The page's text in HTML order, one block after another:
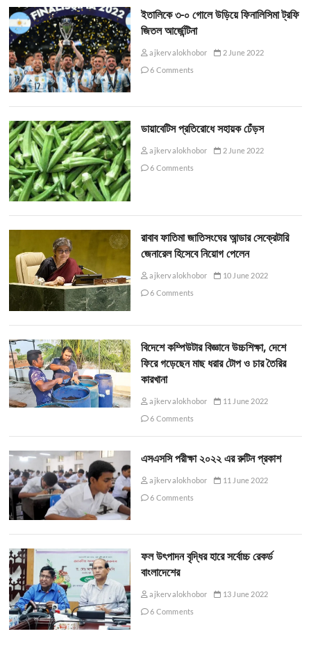
ইতালিকে ৩-০ গোলে উড়িয়ে ফিনালিসিমা ট্রফি
জিতল আর্জেন্টিনা
ajkervalokhobor
2 June 2022
6 Comments
ডায়াবেটিস প্রতিরোধে সহায়ক ঢেঁড়স
ajkervalokhobor
2 June 2022
6 Comments
রাবাব ফাতিমা জাতিসংঘের আন্ডার সেক্রেটারি
জেনারেল হিসেবে নিয়োগ পেলেন
ajkervalokhobor
10 June 2022
6 Comments
বিদেশে কম্পিউটার বিজ্ঞানে উচ্চশিক্ষা, দেশে
ফিরে গড়েছেন মাছ ধরার টোপ ও চার তৈরির
কারখানা
ajkervalokhobor
11 June 2022
6 Comments
এসএসসি পরীক্ষা ২০২২ এর রুটিন প্রকাশ
ajkervalokhobor
11 June 2022
6 Comments
ফল উৎপাদন বৃদ্ধির হারে সর্বোচ্চ রেকর্ড
বাংলাদেশের
ajkervalokhobor
13 June 2022
6 Comments